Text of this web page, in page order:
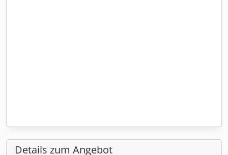
Details zum Angebot